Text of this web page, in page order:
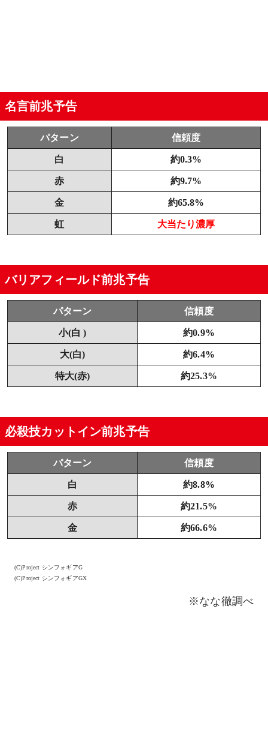
名言前兆予告
パターン 信頼度
白 約0.3%
赤 約9.7%
金 約65.8%
虹 大当たり濃厚
バリアフィールド前兆予告
パターン 信頼度
小(白 ) 約0.9%
大(白) 約6.4%
特大(赤) 約25.3%
必殺技カットイン前兆予告
パターン 信頼度
白 約8.8%
赤 約21.5%
金 約66.6%
(C)Project シンフォギアG
(C)Project シンフォギアGX
※なな徹調べ